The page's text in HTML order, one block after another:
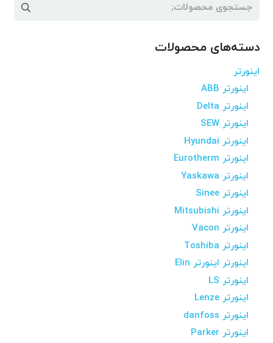
دسته‌های محصولات
اینورتر
اینورتر ABB
اینورتر Delta
اینورتر SEW
اینورتر Hyundai
اینورتر Eurotherm
اینورتر Yaskawa
اینورتر Sinee
اینورتر Mitsubishi
اینورتر Vacon
اینورتر Toshiba
اینورتر اینورتر Elin
اینورتر LS
اینورتر Lenze
اینورتر danfoss
اینورتر Parker